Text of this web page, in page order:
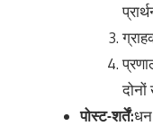
पोस्ट-शर्तें:धन